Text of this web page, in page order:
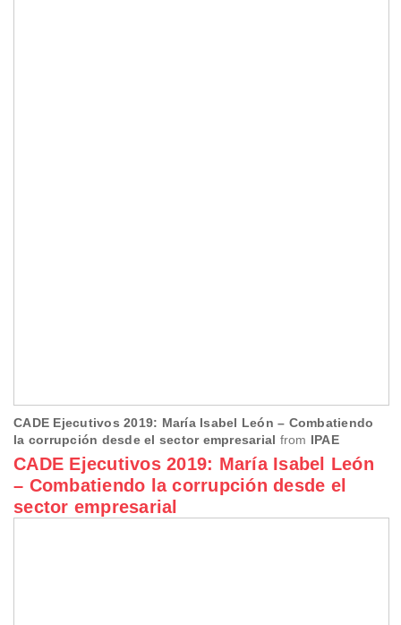
CADE Ejecutivos 2019: María Isabel León – Combatiendo
la corrupción desde el sector empresarial from IPAE
CADE Ejecutivos 2019: María Isabel León
– Combatiendo la corrupción desde el
sector empresarial